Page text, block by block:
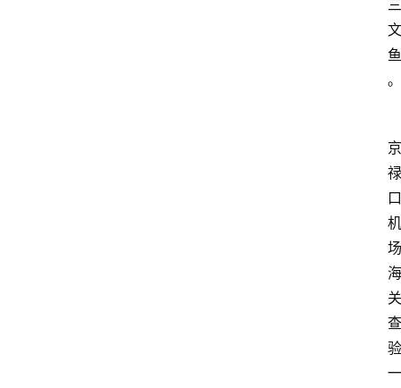
三
文
鱼
。
京
禄
口
机
场
海
关
查
验
一